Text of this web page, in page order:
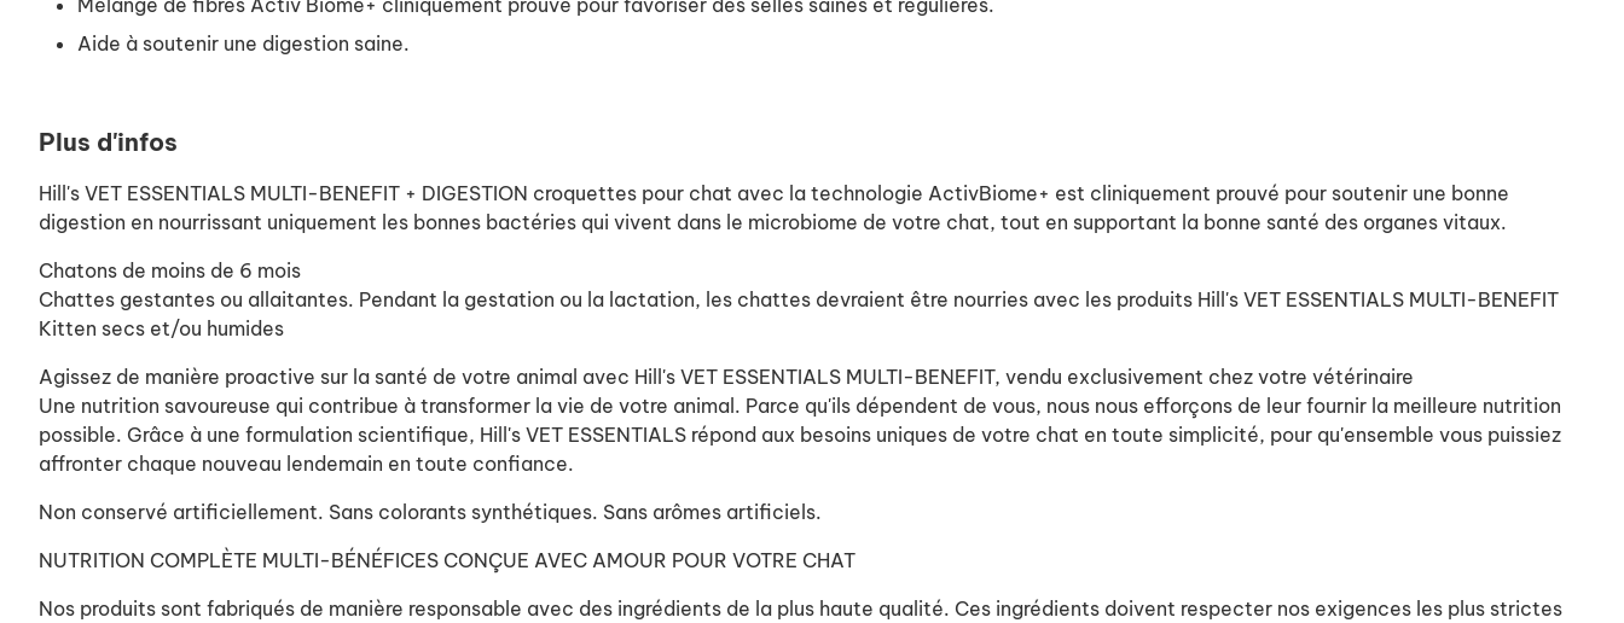
Mélange de fibres Activ Biome+ cliniquement prouvé pour favoriser des selles saines et régulières.
Aide à soutenir une digestion saine.
Plus d'infos
Hill's VET ESSENTIALS MULTI-BENEFIT + DIGESTION croquettes pour chat avec la technologie ActivBiome+ est cliniquement prouvé pour soutenir une bonne
digestion en nourrissant uniquement les bonnes bactéries qui vivent dans le microbiome de votre chat, tout en supportant la bonne santé des organes vitaux.
Chatons de moins de 6 mois
Chattes gestantes ou allaitantes. Pendant la gestation ou la lactation, les chattes devraient être nourries avec les produits Hill's VET ESSENTIALS MULTI-BENEFIT
Kitten secs et/ou humides
Agissez de manière proactive sur la santé de votre animal avec Hill's VET ESSENTIALS MULTI-BENEFIT, vendu exclusivement chez votre vétérinaire
Une nutrition savoureuse qui contribue à transformer la vie de votre animal. Parce qu'ils dépendent de vous, nous nous efforçons de leur fournir la meilleure nutrition
possible. Grâce à une formulation scientifique, Hill's VET ESSENTIALS répond aux besoins uniques de votre chat en toute simplicité, pour qu'ensemble vous puissiez
affronter chaque nouveau lendemain en toute confiance.
Non conservé artificiellement. Sans colorants synthétiques. Sans arômes artificiels.
NUTRITION COMPLÈTE MULTI-BÉNÉFICES CONÇUE AVEC AMOUR POUR VOTRE CHAT
Nos produits sont fabriqués de manière responsable avec des ingrédients de la plus haute qualité. Ces ingrédients doivent respecter nos exigences les plus strictes